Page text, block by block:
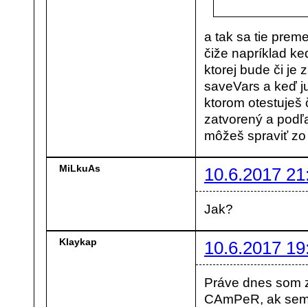
a tak sa tie
čiže napríklad
ktorej bude či je
saveVars a keď
ktorom otestuješ
zatvorený a
môžeš spraviť
MiLkuAs 10.6.2017
Jak?
Klaykap 10.6.2017
Práve dnes som
CAmPeR, ak